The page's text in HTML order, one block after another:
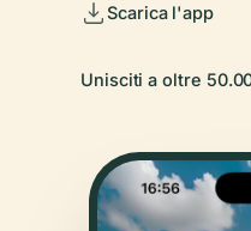
Scarica l'app
Unisciti a oltre